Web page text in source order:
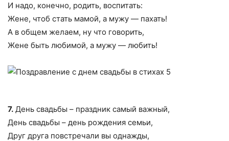
И надо, конечно, родить, воспитать:
Жене, чтоб стать мамой, а мужу — пахать!
А в общем желаем, ну что говорить,
Жене быть любимой, а мужу — любить!
7. День свадьбы – праздник самый важный,
День свадьбы – день рождения семьи,
Друг друга повстречали вы однажды,